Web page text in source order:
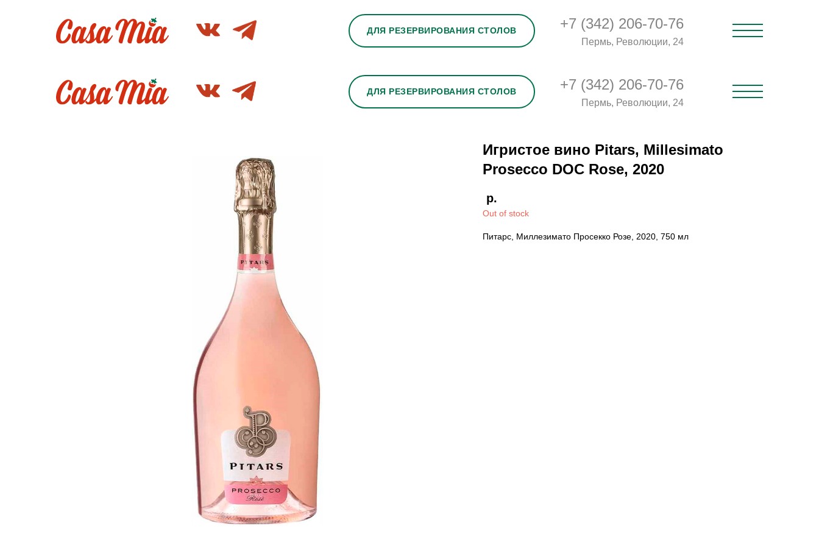
+7 (342) 206-70-76
Пермь, Революции, 24
ДЛЯ РЕЗЕРВИРОВАНИЯ СТОЛОВ
+7 (342) 206-70-76
Пермь, Революции, 24
ДЛЯ РЕЗЕРВИРОВАНИЯ СТОЛОВ
Игристое вино Pitars, Millesimato
Prosecco DOC Rose, 2020
р.
Out of stock
Питарс, Миллезимато Просекко Розе, 2020, 750 мл